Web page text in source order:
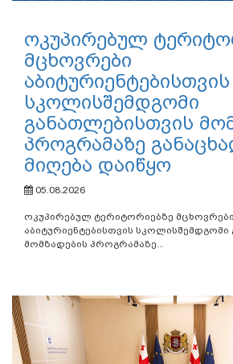
ოკუპირებულ
მცხოვრები
აბიტურიენტებისთვის
სკოლისშემდგომი
განათლებისთვის
პროგრამაზე
მიღება დაიწყო
05.08.2026
ოკუპირებულ ტერიტორიებზე მცხოვრები
აბიტურიენტებისთვის
მომზადების პროგრამაზე...